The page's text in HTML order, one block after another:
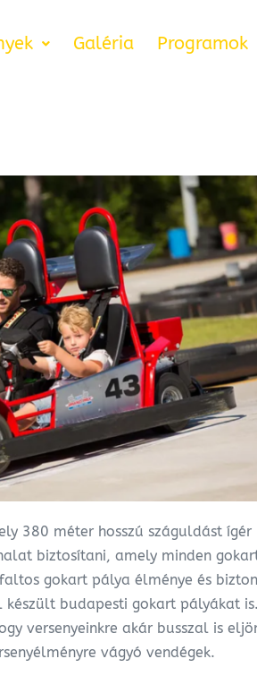
Galéria Programok
380 méter hosszú száguldást ígér
biztosítani, amely minden
gokart pálya élménye és
budapesti gokart pályákat
versenyeinkre akár busszal is
vágyó vendégek.